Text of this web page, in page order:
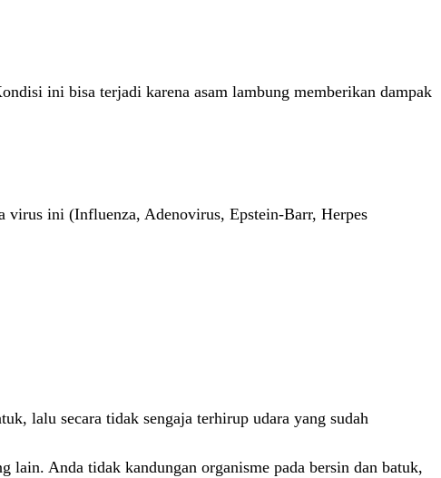
ini bisa terjadi karena asam lambung memberikan dampak
virus ini (Influenza, Adenovirus, Epstein-Barr, Herpes
lalu secara tidak sengaja terhirup udara yang sudah
lain. Anda tidak kandungan organisme pada bersin dan batuk,